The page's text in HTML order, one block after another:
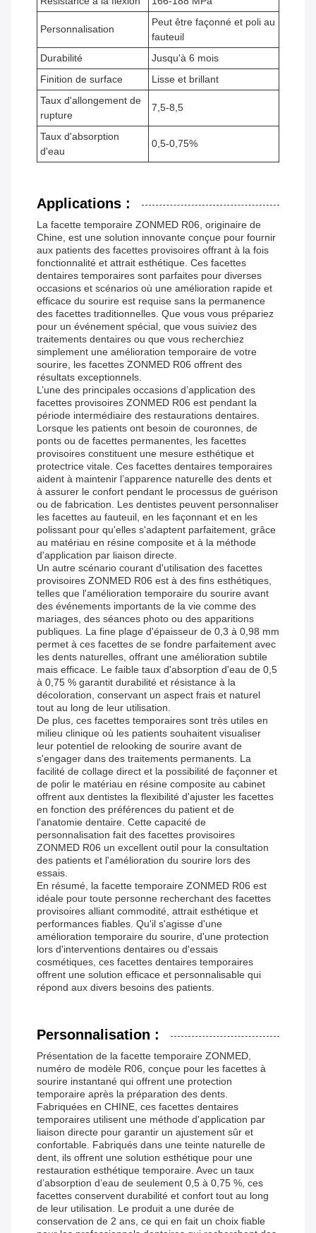
Personnalisation
Peut être façonné et poli au
fauteuil
Durabilité
Jusqu'à 6 mois
Finition de surface
Lisse et brillant
Taux d'allongement de
rupture
7,5-8,5
Taux d'absorption
d'eau
0,5-0,75%
Applications :
La facette temporaire ZONMED R06, originaire de
Chine, est une solution innovante conçue pour fournir
aux patients des facettes provisoires offrant à la fois
fonctionnalité et attrait esthétique. Ces facettes
dentaires temporaires sont parfaites pour diverses
occasions et scénarios où une amélioration rapide et
efficace du sourire est requise sans la permanence
des facettes traditionnelles. Que vous vous prépariez
pour un événement spécial, que vous suiviez des
traitements dentaires ou que vous recherchiez
simplement une amélioration temporaire de votre
sourire, les facettes ZONMED R06 offrent des
résultats exceptionnels.
L’une des principales occasions d’application des
facettes provisoires ZONMED R06 est pendant la
période intermédiaire des restaurations dentaires.
Lorsque les patients ont besoin de couronnes, de
ponts ou de facettes permanentes, les facettes
provisoires constituent une mesure esthétique et
protectrice vitale. Ces facettes dentaires temporaires
aident à maintenir l’apparence naturelle des dents et
à assurer le confort pendant le processus de guérison
ou de fabrication. Les dentistes peuvent personnaliser
les facettes au fauteuil, en les façonnant et en les
polissant pour qu'elles s'adaptent parfaitement, grâce
au matériau en résine composite et à la méthode
d'application par liaison directe.
Un autre scénario courant d'utilisation des facettes
provisoires ZONMED R06 est à des fins esthétiques,
telles que l'amélioration temporaire du sourire avant
des événements importants de la vie comme des
mariages, des séances photo ou des apparitions
publiques. La fine plage d'épaisseur de 0,3 à 0,98 mm
permet à ces facettes de se fondre parfaitement avec
les dents naturelles, offrant une amélioration subtile
mais efficace. Le faible taux d'absorption d'eau de 0,5
à 0,75 % garantit durabilité et résistance à la
décoloration, conservant un aspect frais et naturel
tout au long de leur utilisation.
De plus, ces facettes temporaires sont très utiles en
milieu clinique où les patients souhaitent visualiser
leur potentiel de relooking de sourire avant de
s'engager dans des traitements permanents. La
facilité de collage direct et la possibilité de façonner et
de polir le matériau en résine composite au cabinet
offrent aux dentistes la flexibilité d'ajuster les facettes
en fonction des préférences du patient et de
l'anatomie dentaire. Cette capacité de
personnalisation fait des facettes provisoires
ZONMED R06 un excellent outil pour la consultation
des patients et l'amélioration du sourire lors des
essais.
En résumé, la facette temporaire ZONMED R06 est
idéale pour toute personne recherchant des facettes
provisoires alliant commodité, attrait esthétique et
performances fiables. Qu'il s'agisse d'une
amélioration temporaire du sourire, d'une protection
lors d'interventions dentaires ou d'essais
cosmétiques, ces facettes dentaires temporaires
offrent une solution efficace et personnalisable qui
répond aux divers besoins des patients.
Personnalisation :
Présentation de la facette temporaire ZONMED,
numéro de modèle R06, conçue pour les facettes à
sourire instantané qui offrent une protection
temporaire après la préparation des dents.
Fabriquées en CHINE, ces facettes dentaires
temporaires utilisent une méthode d'application par
liaison directe pour garantir un ajustement sûr et
confortable. Fabriqués dans une teinte naturelle de
dent, ils offrent une solution esthétique pour une
restauration esthétique temporaire. Avec un taux
d’absorption d’eau de seulement 0,5 à 0,75 %, ces
facettes conservent durabilité et confort tout au long
de leur utilisation. Le produit a une durée de
conservation de 2 ans, ce qui en fait un choix fiable